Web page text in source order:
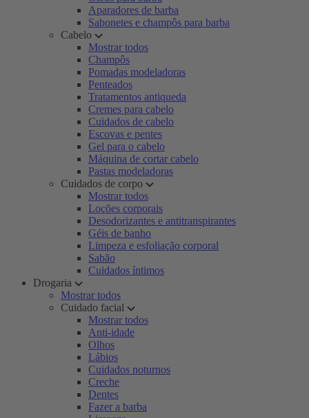
Aparadores de barba
Sabonetes e champôs para barba
Cabelo
Mostrar todos
Champôs
Pomadas modeladoras
Penteados
Tratamentos antiqueda
Cremes para cabelo
Cuidados de cabelo
Escovas e pentes
Gel para o cabelo
Máquina de cortar cabelo
Pastas modeladoras
Cuidados de corpo
Mostrar todos
Loções corporais
Desodorizantes e antitranspirantes
Géis de banho
Limpeza e esfoliação corporal
Sabão
Cuidados íntimos
Drogaria
Mostrar todos
Cuidado facial
Mostrar todos
Anti-idade
Olhos
Lábios
Cuidados noturnos
Creche
Dentes
Fazer a barba